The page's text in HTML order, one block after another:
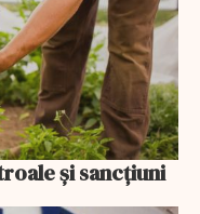
și sancțiuni